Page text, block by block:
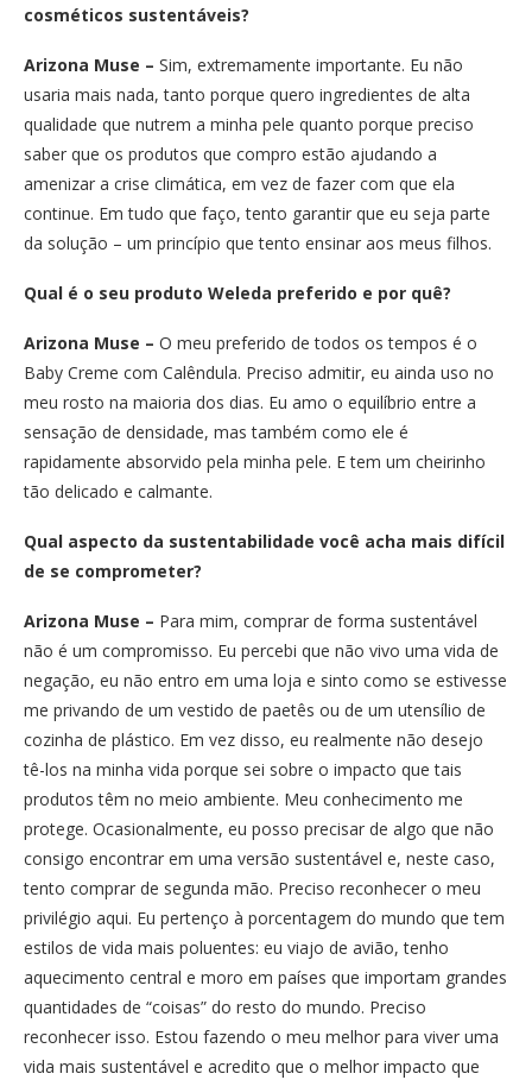
cosméticos sustentáveis?
Arizona Muse – Sim, extremamente importante. Eu não
usaria mais nada, tanto porque quero ingredientes de alta
qualidade que nutrem a minha pele quanto porque preciso
saber que os produtos que compro estão ajudando a
amenizar a crise climática, em vez de fazer com que ela
continue. Em tudo que faço, tento garantir que eu seja parte
da solução – um princípio que tento ensinar aos meus filhos.
Qual é o seu produto Weleda preferido e por quê?
Arizona Muse – O meu preferido de todos os tempos é o
Baby Creme com Calêndula. Preciso admitir, eu ainda uso no
meu rosto na maioria dos dias. Eu amo o equilíbrio entre a
sensação de densidade, mas também como ele é
rapidamente absorvido pela minha pele. E tem um cheirinho
tão delicado e calmante.
Qual aspecto da sustentabilidade você acha mais difícil
de se comprometer?
Arizona Muse – Para mim, comprar de forma sustentável
não é um compromisso. Eu percebi que não vivo uma vida de
negação, eu não entro em uma loja e sinto como se estivesse
me privando de um vestido de paetês ou de um utensílio de
cozinha de plástico. Em vez disso, eu realmente não desejo
tê-los na minha vida porque sei sobre o impacto que tais
produtos têm no meio ambiente. Meu conhecimento me
protege. Ocasionalmente, eu posso precisar de algo que não
consigo encontrar em uma versão sustentável e, neste caso,
tento comprar de segunda mão. Preciso reconhecer o meu
privilégio aqui. Eu pertenço à porcentagem do mundo que tem
estilos de vida mais poluentes: eu viajo de avião, tenho
aquecimento central e moro em países que importam grandes
quantidades de “coisas” do resto do mundo. Preciso
reconhecer isso. Estou fazendo o meu melhor para viver uma
vida mais sustentável e acredito que o melhor impacto que